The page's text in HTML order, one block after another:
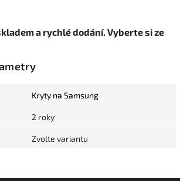
a rychlé dodání. Vyberte si ze
Kryty na Samsung
2 roky
Zvolte variantu